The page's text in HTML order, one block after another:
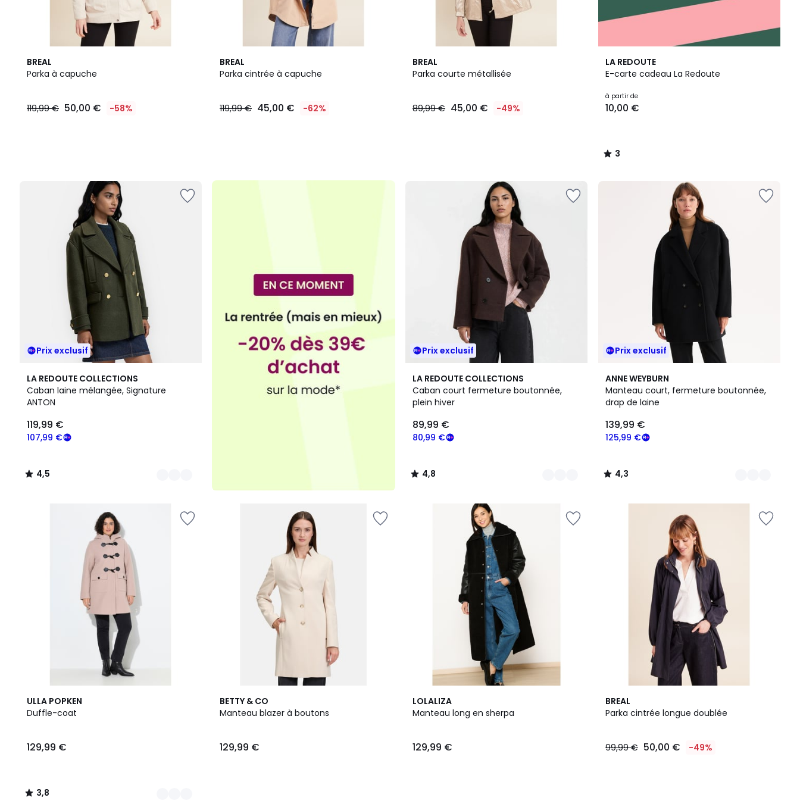
BREAL
Parka à capuche
€
119,99 € 50,00 € -58%
BREAL
Parka cintrée à capuche
119,99 € 45,00 € -62%
BREAL
Parka courte métallisée
89,99 € 45,00 € -49%
LA REDOUTE
E-carte cadeau La Redoute
à partir de
10,00 €
3
/
3
/
Prix exclusif
LA REDOUTE COLLECTIONS
Caban laine mélangée, Signature
ANTON
107,99 €
119,99 €
4,5
/ 5
2
Couleurs
4,5
/
Prix exclusif
LA REDOUTE COLLECTIONS
Caban court fermeture boutonnée,
plein hiver
80,99 €
89,99 €
4,8
/ 5
2
Couleurs
4,8
/
Prix exclusif
ANNE WEYBURN
Manteau court, fermeture boutonnée,
drap de laine
125,99 €
139,99 €
4,3
/ 5
3
Couleurs
4,3
/
ULLA POPKEN
Duffle-coat
129,99 €
3,8
/ 5
3
Couleurs
3,8
/
BETTY & CO
Manteau blazer à boutons
129,99 €
LOLALIZA
Manteau long en sherpa
129,99 €
BREAL
Parka cintrée longue doublée
99,99 € 50,00 € -49%